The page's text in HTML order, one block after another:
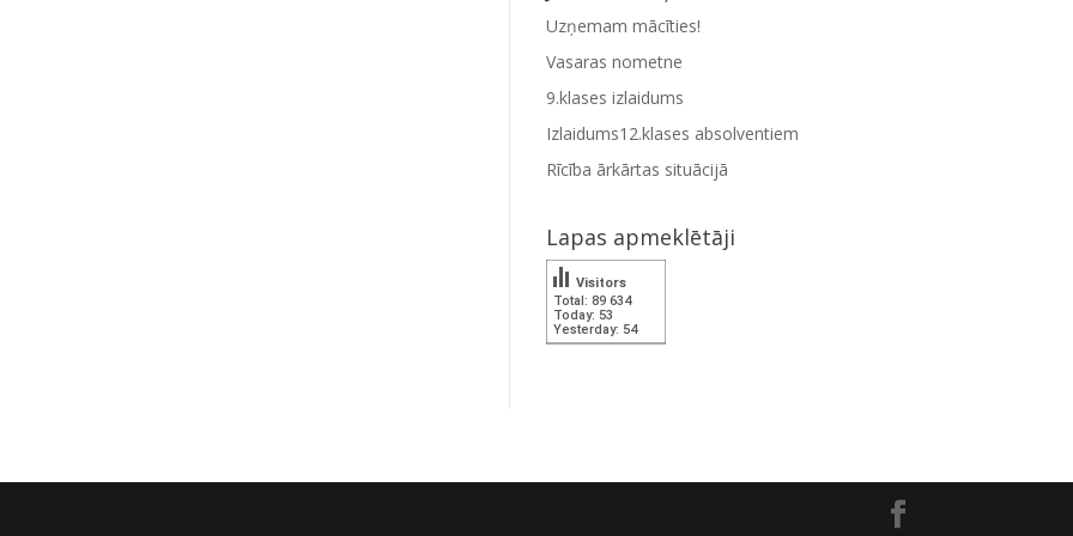
Uzņemam mācīties!
Vasaras nometne
9.klases izlaidums
Izlaidums12.klases absolventiem
Rīcība ārkārtas situācijā
Lapas apmeklētāji
Total: 89 634
Today: 53
Yesterday: 54
Visitors